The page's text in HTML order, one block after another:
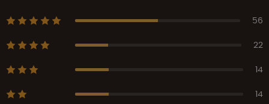
56
22
14
14